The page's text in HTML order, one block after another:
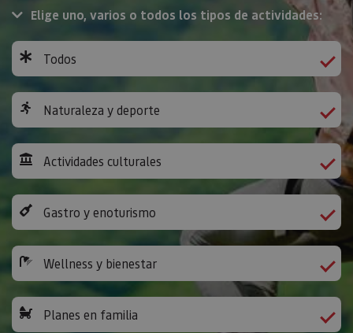
Elige uno, varios o todos los tipos de actividades:
Todos
Naturaleza y deporte
Actividades culturales
Gastro y enoturismo
Wellness y bienestar
Planes en familia